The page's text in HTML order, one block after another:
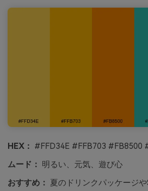
HEX： #FFD34E #FFB703 #FB8500
ムード： 明るい、元気、遊び心
おすすめ： 夏のドリンクパッケージ